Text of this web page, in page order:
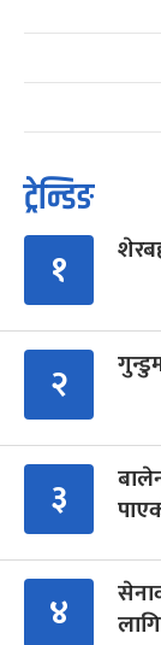
ट्रेन्डिङ
१
२
३
४